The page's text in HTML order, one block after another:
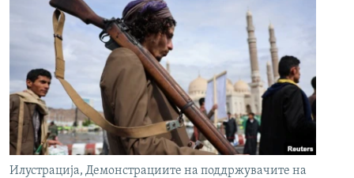
Илустрација, Демонстрациите на поддржувачите на